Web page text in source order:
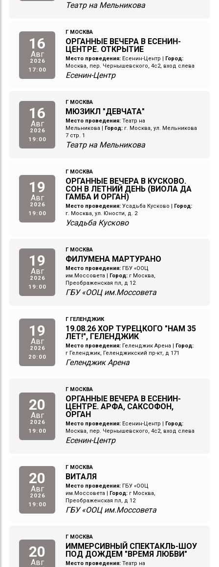
Театр на Мельникова
16
Авг
2026
17:00
Г МОСКВА
ОРГАННЫЕ ВЕЧЕРА В ЕСЕНИН-
ЦЕНТРЕ. ОТКРЫТИЕ
Место проведения: Есенин-Центр
Город:
Москва, пер. Чернышевского, 4с2, вход слева
Есенин-Центр
16
Авг
2026
19:00
Г МОСКВА
МЮЗИКЛ "ДЕВЧАТА"
Место проведения: Театр на
Мельникова
Город: г. Москва, ул. Мельникова
7 стр. 1
Театр на Мельникова
19
Авг
2026
19:00
Г МОСКВА
ОРГАННЫЕ ВЕЧЕРА В КУСКОВО.
СОН В ЛЕТНИЙ ДЕНЬ (ВИОЛА ДА
ГАМБА И ОРГАН)
Место проведения: Усадьба Кусково
Город:
г. Москва, ул. Юности, д. 2
Усадьба Кусково
19
Авг
2026
19:00
Г МОСКВА
ФИЛУМЕНА МАРТУРАНО
Место проведения: ГБУ «ООЦ
им.Моссовета
Город: г Москва,
Преображенская пл, д 12
ГБУ «ООЦ им.Моссовета
19
Авг
2026
20:00
Г ГЕЛЕНДЖИК
19.08.26 ХОР ТУРЕЦКОГО "НАМ 35
ЛЕТ!", ГЕЛЕНДЖИК
Место проведения: Геленджик Арена
Город:
г Геленджик, Геленджикский пр-кт, д 171
Геленджик Арена
20
Авг
2026
19:00
Г МОСКВА
ОРГАННЫЕ ВЕЧЕРА В ЕСЕНИН-
ЦЕНТРЕ. АРФА, САКСОФОН,
ОРГАН
Место проведения: Есенин-Центр
Город:
Москва, пер. Чернышевского, 4с2, вход слева
Есенин-Центр
20
Авг
2026
19:00
Г МОСКВА
ВИТАЛЯ
Место проведения: ГБУ «ООЦ
им.Моссовета
Город: г Москва,
Преображенская пл, д 12
ГБУ «ООЦ им.Моссовета
20
Авг
Г МОСКВА
ИММЕРСИВНЫЙ СПЕКТАКЛЬ-ШОУ
ПОД ДОЖДЕМ "ВРЕМЯ ЛЮБВИ"
Место проведения: Театр на